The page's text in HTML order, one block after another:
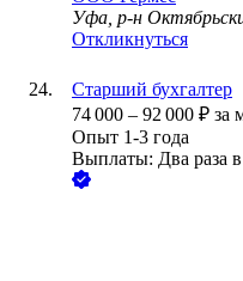
Уфа, р-н
Откликнуться
Старший бухгалтер
74 000 – 92 000 ₽ за
Опыт 1-3 года
Выплаты: Два раза